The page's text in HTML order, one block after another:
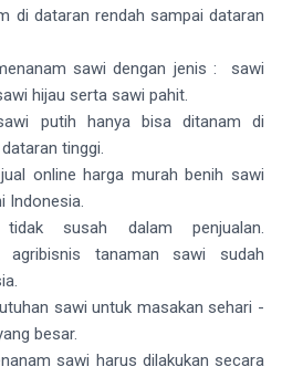
di dataran rendah sampai dataran
sawi dengan jenis : sawi
hijau serta sawi pahit.
putih hanya bisa ditanam di
tinggi.
online harga murah benih sawi
Indonesia.
susah dalam penjualan.
agribisnis tanaman sawi sudah
sawi untuk masakan sehari -
besar.
sawi harus dilakukan secara